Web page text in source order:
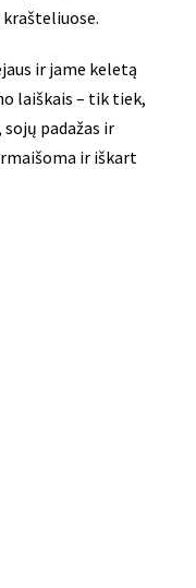
ir jame keletą
laiškais – tik tiek,
padažas ir
ir iškart